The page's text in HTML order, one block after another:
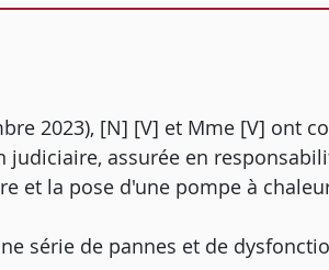
2023), [N] [V] et Mme [V] ont
assurée en
et la pose d'une pompe à
série de pannes et de